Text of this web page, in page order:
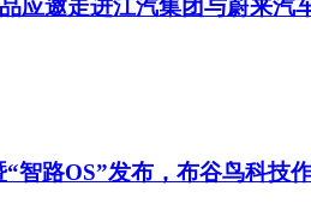
应邀走进江汽集团与蔚来汽
智路OS”发布，布谷鸟科技